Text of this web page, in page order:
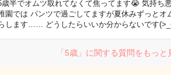
歳半でオムツ取れてなくて焦ってます😭 気持ち
園では パンツで過ごしてますが夏休みずっと
します…… どうしたらいいか分からないです
「5歳」に関する質問をもっと